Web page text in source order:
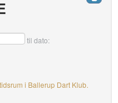
til dato:
i Ballerup Dart Klub.